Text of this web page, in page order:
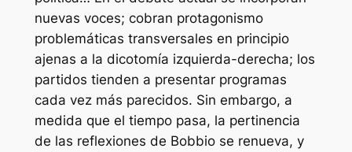
nuevas voces; cobran protagonismo
problemáticas transversales en principio
ajenas a la dicotomía izquierda-derecha; los
partidos tienden a presentar programas
cada vez más parecidos. Sin embargo, a
medida que el tiempo pasa, la pertinencia
de las reflexiones de Bobbio se renueva, y